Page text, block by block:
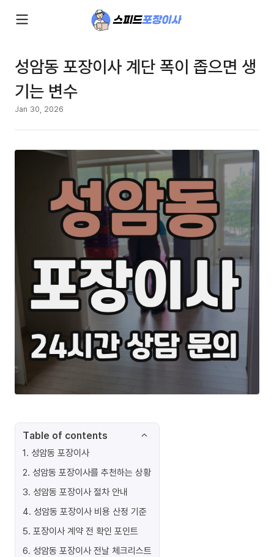
성암동 포장이사 계단 폭이 좁으면 생
기는 변수
Jan 30, 2026
Table of contents
1. 성암동 포장이사
2. 성암동 포장이사를 추천하는 상황
3. 성암동 포장이사 절차 안내
4. 성암동 포장이사 비용 산정 기준
5. 포장이사 계약 전 확인 포인트
6. 성암동 포장이사 전날 체크리스트